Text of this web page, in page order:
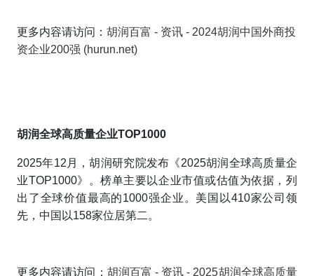
更多内容请访问： 胡润百富 - 资讯 - 2024胡润中国外商投
资企业200强 (hurun.net)
胡润全球高质量企业TOP1000
2025年12月，胡润研究院发布《2025胡润全球高质量企
业TOP1000》。榜单主要以企业市值或估值为依据，列
出了全球价值最高的1000强企业。美国以410家公司领
先，中国以158家位居第二。
更多内容请访问： 胡润百富 - 资讯 - 2025胡润全球高质量